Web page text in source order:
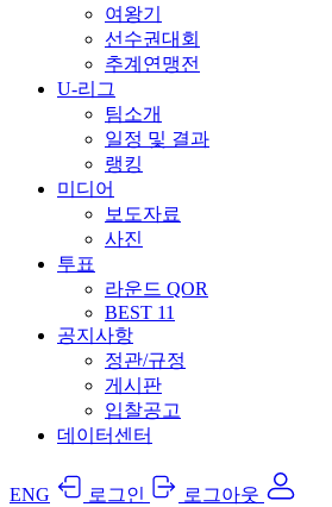
여왕기
선수권대회
추계연맹전
U-리그
팀소개
일정 및 결과
랭킹
미디어
보도자료
사진
투표
라운드 QOR
BEST 11
공지사항
정관/규정
게시판
입찰공고
데이터센터
ENG 로그인 로그아웃